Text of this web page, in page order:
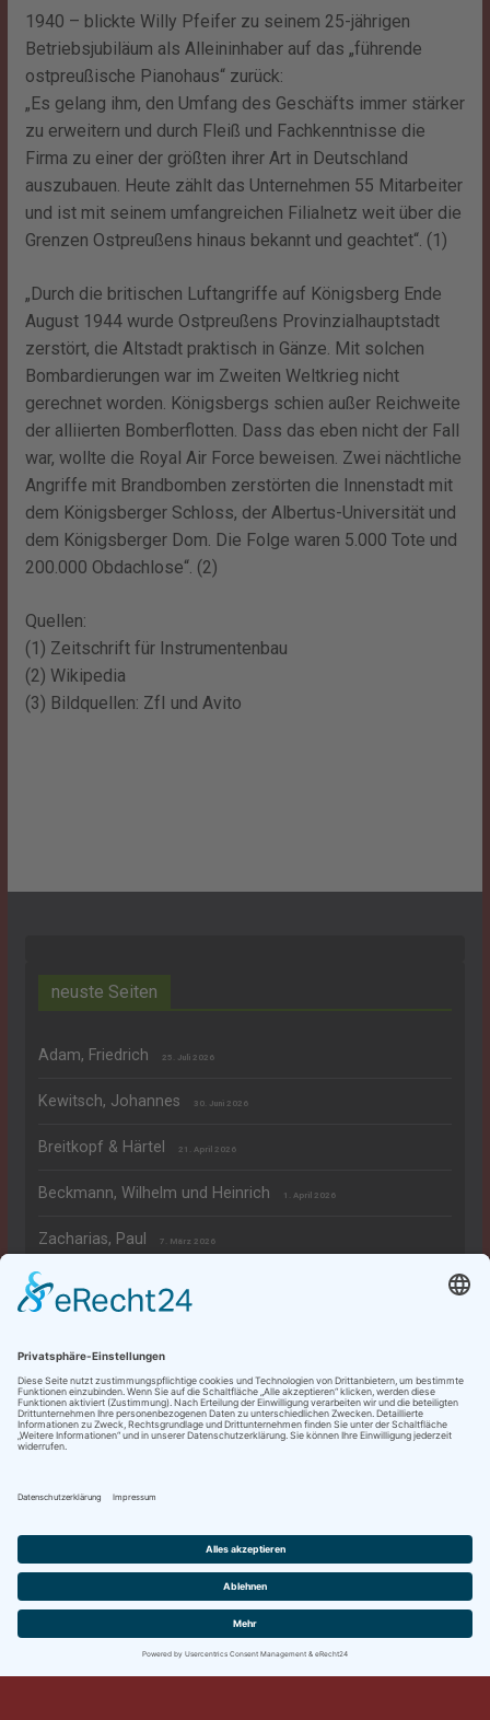
1940 – blickte Willy Pfeifer zu seinem 25-jährigen
Betriebsjubiläum als Alleininhaber auf das „führende
ostpreußische Pianohaus“ zurück:
„Es gelang ihm, den Umfang des Geschäfts immer stärker
zu erweitern und durch Fleiß und Fachkenntnisse die
Firma zu einer der größten ihrer Art in Deutschland
auszubauen. Heute zählt das Unternehmen 55 Mitarbeiter
und ist mit seinem umfangreichen Filialnetz weit über die
Grenzen Ostpreußens hinaus bekannt und geachtet“. (1)
„Durch die britischen Luftangriffe auf Königsberg Ende
August 1944 wurde Ostpreußens Provinzialhauptstadt
zerstört, die Altstadt praktisch in Gänze. Mit solchen
Bombardierungen war im Zweiten Weltkrieg nicht
gerechnet worden. Königsbergs schien außer Reichweite
der alliierten Bomberflotten. Dass das eben nicht der Fall
war, wollte die Royal Air Force beweisen. Zwei nächtliche
Angriffe mit Brandbomben zerstörten die Innenstadt mit
dem Königsberger Schloss, der Albertus-Universität und
dem Königsberger Dom. Die Folge waren 5.000 Tote und
200.000 Obdachlose“. (2)
Quellen:
(1) Zeitschrift für Instrumentenbau
(2) Wikipedia
(3) Bildquellen: ZfI und Avito
neuste Seiten
Adam, Friedrich 25. Juli 2026
Kewitsch, Johannes 30. Juni 2026
Breitkopf & Härtel 21. April 2026
Beckmann, Wilhelm und Heinrich 1. April 2026
Zacharias, Paul 7. März 2026
Rechtliches
Datenschutzerklärung
Impressum
Dieter's Klavierseiten
vorbehalten.
von ThemeGrill. Präsentiert von